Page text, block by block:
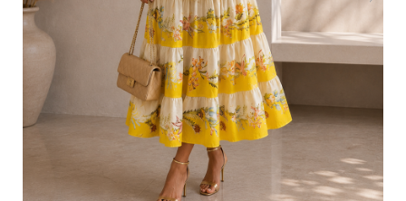
Tricouri si topuri
Rochii de eveniment